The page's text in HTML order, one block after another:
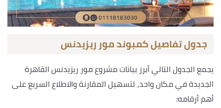
جدول تفاصيل كمبوند مور ريزيدنس
يجمع الجدول التالي أبرز بيانات مشروع مور ريزيدنس القاهرة
الجديدة في مكان واحد، لتسهيل المقارنة والاطلاع السريع على
أهم أرقامه: